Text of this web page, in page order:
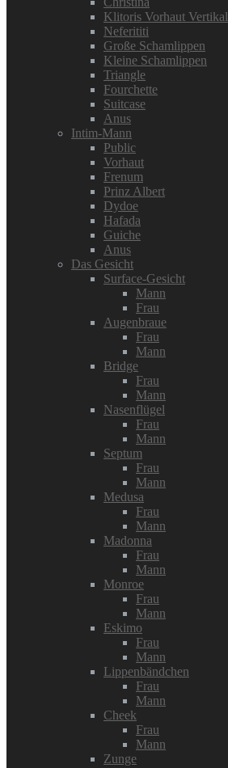
Klitoris Vorhaut Vertikal
Neferititi
Große Schamlippen
Kleine Schamlippen
Triangle
Fourchette
Suitcase
Anus
Intim-Mann
Public
Vorhaut
Frenum
Prinz Albert
Dydoe
Hafada
Guiche
Anus
Das Gesicht
Surface-Gesicht
Mann
Frau
Augenbraue
Frau
Mann
Bridge
Frau
Mann
Nasenflügel
Frau
Mann
Septum
Frau
Mann
Medusa
Frau
Mann
Madonna
Frau
Mann
Monroe
Frau
Mann
Eskimo
Frau
Mann
Lippenbändchen
Frau
Mann
Cheek
Frau
Mann
Zunge